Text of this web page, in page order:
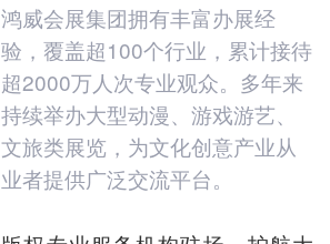
鸿威会展集团拥有丰富办展经
验，覆盖超100个行业，累计接待
超2000万人次专业观众。多年来
持续举办大型动漫、游戏游艺、
文旅类展览，为文化创意产业从
业者提供广泛交流平台。